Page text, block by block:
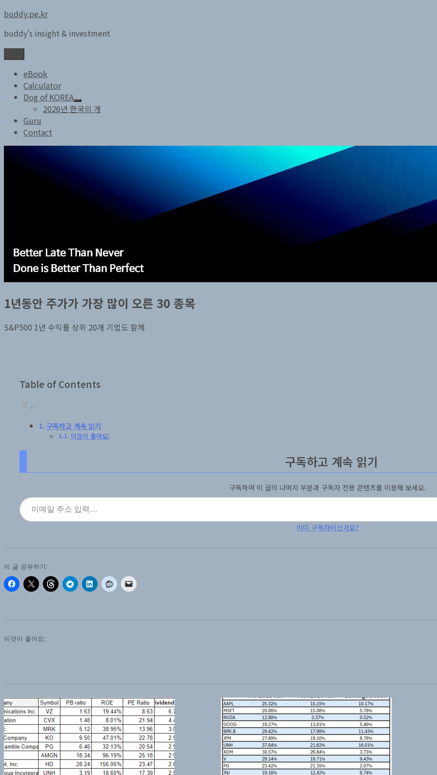
콘
츠
로
바
buddy.pe.kr
buddy's insight & investment
eBook
Calculator
Dog of KOREA
하
위
장
2026년 한국의 개
Guru
Contact
1년동안 주가가 가장 많이 오른 30 종목
S&P500 1년 수익률 상위 20개 기업도 함께
Table of Contents
구독하고 계속 읽기
이것이 좋아요:
구독하고 계속 읽기
구독하여 이 글의 나머지 부분과 구독자 전용 콘텐츠를 이용해 보세요.
이메일 주소 입력…
이미 구독자이신가요?
이 글 공유하기:
이것이 좋아요: